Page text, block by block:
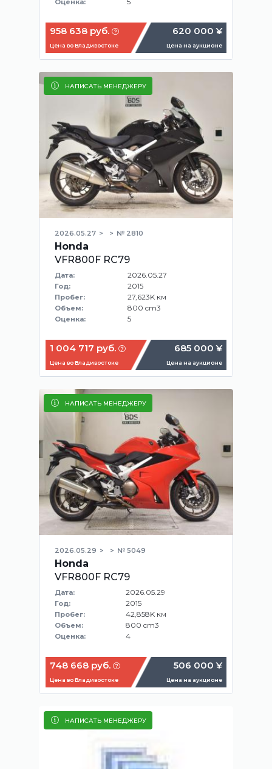
Оценка:
958 638 руб.
Цена во Владивостоке
620 000 ¥
Цена на аукционе
НАПИСАТЬ МЕНЕДЖЕРУ
2026.05.27 № 2810
Honda
VFR800F RC79
Дата: 2026.05.27
Год: 2015
Пробег: 27,623K км
Объем: 800 cm3
Оценка: 5
1 004 717 руб.
Цена во Владивостоке
685 000 ¥
Цена на аукционе
НАПИСАТЬ МЕНЕДЖЕРУ
2026.05.29 № 5049
Honda
VFR800F RC79
Дата: 2026.05.29
Год: 2015
Пробег: 42,858K км
Объем: 800 cm3
Оценка: 4
748 668 руб.
Цена во Владивостоке
506 000 ¥
Цена на аукционе
НАПИСАТЬ МЕНЕДЖЕРУ